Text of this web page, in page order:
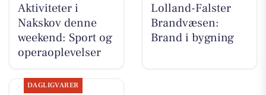
Aktiviteter i
Nakskov denne
weekend: Sport og
operaoplevelser
Lolland-Falster
Brandvæsen:
Brand i bygning
DAGLIGVARER